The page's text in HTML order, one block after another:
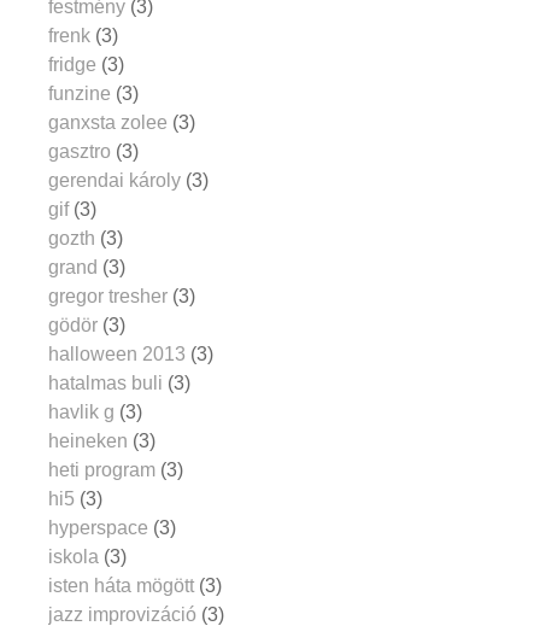
festmény (3)
frenk (3)
fridge (3)
funzine (3)
ganxsta zolee (3)
gasztro (3)
gerendai károly (3)
gif (3)
gozth (3)
grand (3)
gregor tresher (3)
gödör (3)
halloween 2013 (3)
hatalmas buli (3)
havlik g (3)
heineken (3)
heti program (3)
hi5 (3)
hyperspace (3)
iskola (3)
isten háta mögött (3)
jazz improvizáció (3)